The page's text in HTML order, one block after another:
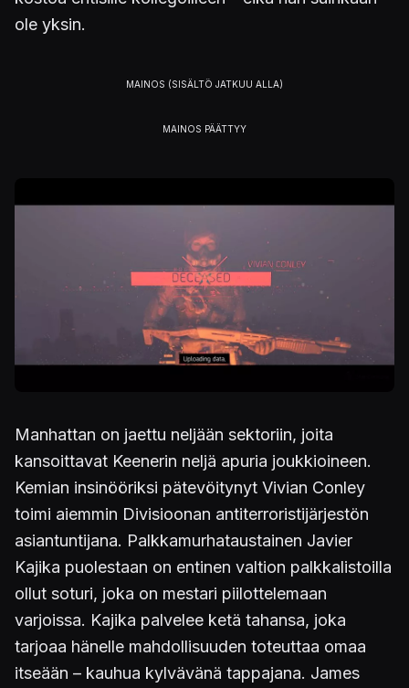
ole yksin.
Manhattan on jaettu neljään sektoriin, joita
kansoittavat Keenerin neljä apuria joukkioineen.
Kemian insinööriksi pätevöitynyt Vivian Conley
toimi aiemmin Divisioonan antiterroristijärjestön
asiantuntijana. Palkkamurhataustainen Javier
Kajika puolestaan on entinen valtion palkkalistoilla
ollut soturi, joka on mestari piilottelemaan
varjoissa. Kajika palvelee ketä tahansa, joka
tarjoaa hänelle mahdollisuuden toteuttaa omaa
itseään – kauhua kylvävänä tappajana. James